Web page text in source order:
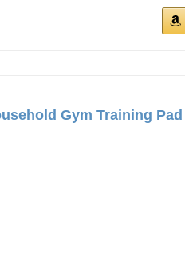
Gym Training